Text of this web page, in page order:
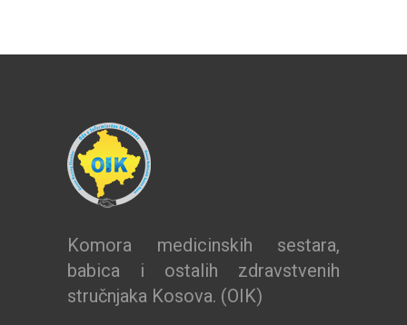
Komora medicinskih sestara,
babica i ostalih zdravstvenih
stručnjaka Kosova. (OIK)